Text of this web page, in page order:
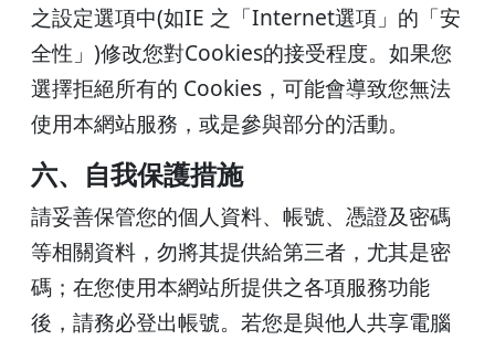
之設定選項中(如IE 之「Internet選項」的「安
全性」)修改您對Cookies的接受程度。如果您
選擇拒絕所有的 Cookies，可能會導致您無法
使用本網站服務，或是參與部分的活動。
六、自我保護措施
請妥善保管您的個人資料、帳號、憑證及密碼
等相關資料，勿將其提供給第三者，尤其是密
碼；在您使用本網站所提供之各項服務功能
後，請務必登出帳號。若您是與他人共享電腦